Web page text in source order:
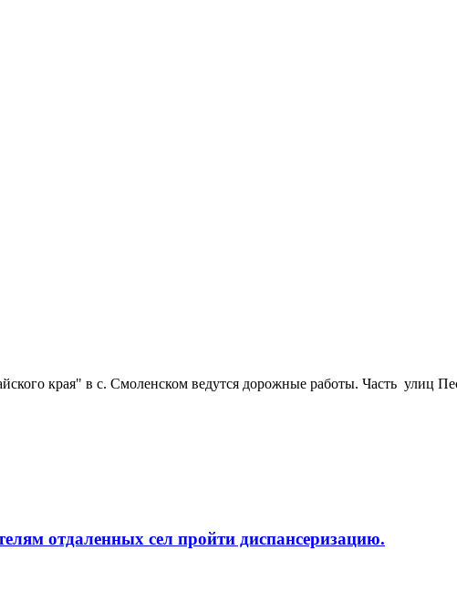
края" в с. Смоленском ведутся дорожные работы. Часть улиц
отдаленных сел пройти диспансеризацию.